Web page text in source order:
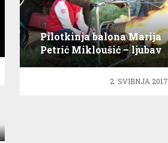
Pilotkinja balona Marija
Petrić Mikloušić – ljubav
prema letenju
2. SVIBNJA 2017.